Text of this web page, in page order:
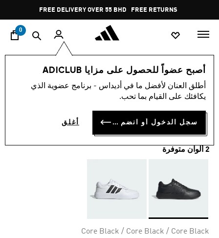
Pause
promotion
rotation
FREE DELIVERY OVER 55 BHD FREE RETURNS
0
أصبح عضواً للحصول على مزايا ADICLUB
أطلق العنان لأفضل ما في أديداس - برنامج عضوية الذي
يكافئك على القيام بما تحب.
سجل الدخول أو انضم الآن أغلق
الرجال أحذية
حذاء LITECOURT
BD 38.75
2 ألوان متوفرة
Core Black / Core Black / Core Black